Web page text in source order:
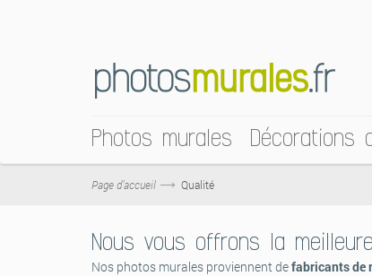
Photos murales Décorations
Page d’accueil Qualité
Nous vous offrons la
Nos photos murales proviennent defabricants de